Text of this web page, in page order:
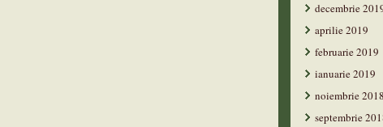
decembrie
aprilie 2019
februarie 2019
ianuarie 2019
noiembrie 2018
septembrie